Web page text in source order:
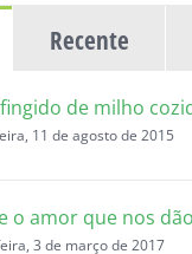
Recente
de milho
11 de agosto de 2015
o amor que nos
3 de março de 2017